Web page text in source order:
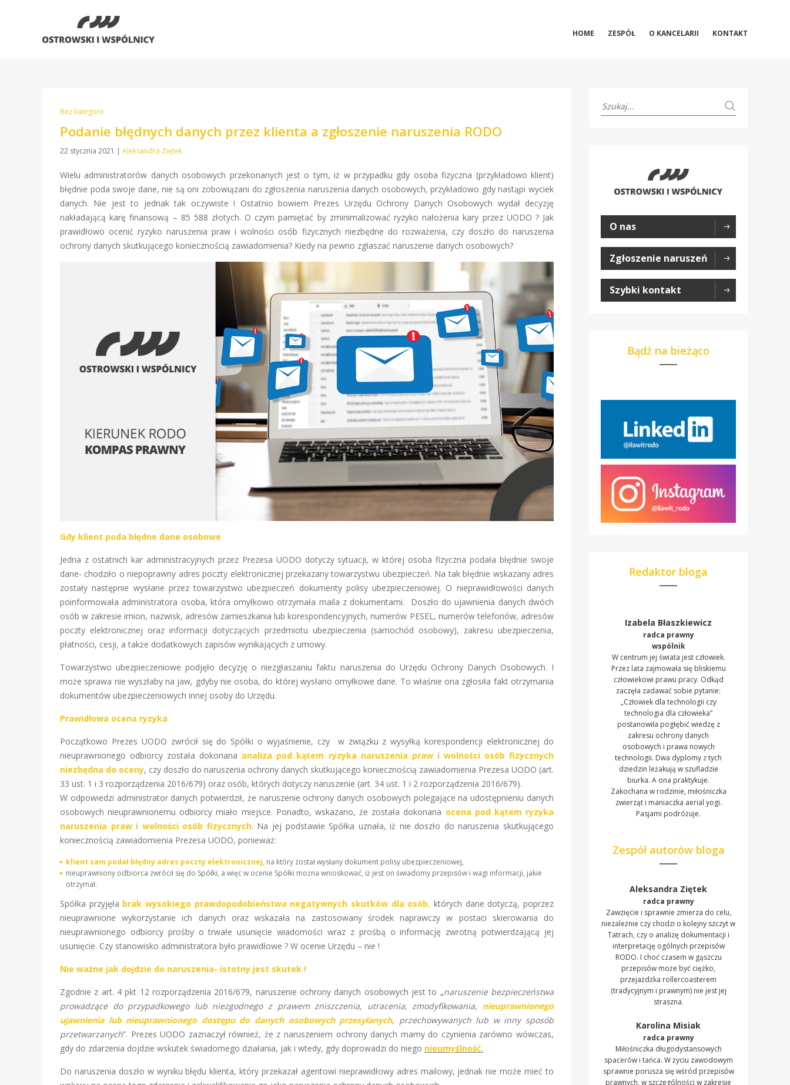
HOME ZESPÓŁ O KANCELARII KONTAKT
Bez kategorii
Podanie błędnych danych przez klienta a zgłoszenie naruszenia RODO
22 stycznia 2021 | Aleksandra Ziętek
Wielu administratorów danych osobowych przekonanych jest o tym, iż w przypadku gdy osoba fizyczna (przykładowo klient)
błędnie poda swoje dane, nie są oni zobowiązani do zgłoszenia naruszenia danych osobowych, przykładowo gdy nastąpi wyciek
danych. Nie jest to jednak tak oczywiste ! Ostatnio bowiem Prezes Urzędu Ochrony Danych Osobowych wydał decyzję
nakładającą karę finansową – 85 588 złotych. O czym pamiętać by zminimalizować ryzyko nałożenia kary przez UODO ? Jak
prawidłowo ocenić ryzyko naruszenia praw i wolności osób fizycznych niezbędne do rozważenia, czy doszło do naruszenia
ochrony danych skutkującego koniecznością zawiadomienia? Kiedy na pewno zgłaszać naruszenie danych osobowych?
Gdy klient poda błędne dane osobowe
Jedna z ostatnich kar administracyjnych przez Prezesa UODO dotyczy sytuacji, w której osoba fizyczna podała błędnie swoje
dane- chodziło o niepoprawny adres poczty elektronicznej przekazany towarzystwu ubezpieczeń. Na tak błędnie wskazany adres
zostały następnie wysłane przez towarzystwo ubezpieczeń dokumenty polisy ubezpieczeniowej. O nieprawidłowości danych
poinformowała administratora osoba, która omyłkowo otrzymała maila z dokumentami. Doszło do ujawnienia danych dwóch
osób w zakresie imion, nazwisk, adresów zamieszkania lub korespondencyjnych, numerów PESEL, numerów telefonów, adresów
poczty elektronicznej oraz informacji dotyczących przedmiotu ubezpieczenia (samochód osobowy), zakresu ubezpieczenia,
płatności, cesji, a także dodatkowych zapisów wynikających z umowy.
Towarzystwo ubezpieczeniowe podjęło decyzję o niezgłaszaniu faktu naruszenia do Urzędu Ochrony Danych Osobowych. I
może sprawa nie wyszłaby na jaw, gdyby nie osoba, do której wysłano omyłkowe dane. To właśnie ona zgłosiła fakt otrzymania
dokumentów ubezpieczeniowych innej osoby do Urzędu.
Prawidłowa ocena ryzyka
Początkowo Prezes UODO zwrócił się do Spółki o wyjaśnienie, czy w związku z wysyłką korespondencji elektronicznej do
nieuprawnionego odbiorcy została dokonana analiza pod kątem ryzyka naruszenia praw i wolności osób fizycznych
niezbędna do oceny, czy doszło do naruszenia ochrony danych skutkującego koniecznością zawiadomienia Prezesa UODO (art.
33 ust. 1 i 3 rozporządzenia 2016/679) oraz osób, których dotyczy naruszenie (art. 34 ust. 1 i 2 rozporządzenia 2016/679).
W odpowiedzi administrator danych potwierdził, że naruszenie ochrony danych osobowych polegające na udostępnieniu danych
osobowych nieuprawnionemu odbiorcy miało miejsce. Ponadto, wskazano, że została dokonana ocena pod kątem ryzyka
naruszenia praw i wolności osób fizycznych. Na jej podstawie Spółka uznała, iż nie doszło do naruszenia skutkującego
koniecznością zawiadomienia Prezesa UODO, ponieważ:
klient sam podał błędny adres poczty elektronicznej, na który został wysłany dokument polisy ubezpieczeniowej,
nieuprawniony odbiorca zwrócił się do Spółki, a więc w ocenie Spółki można wnioskować, iż jest on świadomy przepisów i wagi informacji, jakie
otrzymał.
Spółka przyjęła brak wysokiego prawdopodobieństwa negatywnych skutków dla osób, których dane dotyczą, poprzez
nieuprawnione wykorzystanie ich danych oraz wskazała na zastosowany środek naprawczy w postaci skierowania do
nieuprawnionego odbiorcy prośby o trwałe usunięcie wiadomości wraz z prośbą o informację zwrotną potwierdzającą jej
usunięcie. Czy stanowisko administratora było prawidłowe ? W ocenie Urzędu – nie !
Nie ważne jak dojdzie do naruszenia- istotny jest skutek !
Zgodnie z art. 4 pkt 12 rozporządzenia 2016/679, naruszenie ochrony danych osobowych jest to „naruszenie bezpieczeństwa
prowadzące do przypadkowego lub niezgodnego z prawem zniszczenia, utracenia, zmodyfikowania, nieuprawnionego
ujawnienia lub nieuprawnionego dostępu do danych osobowych przesyłanych, przechowywanych lub w inny sposób
przetwarzanych”. Prezes UODO zaznaczył również, że z naruszeniem ochrony danych mamy do czynienia zarówno wówczas,
gdy do zdarzenia dojdzie wskutek świadomego działania, jak i wtedy, gdy doprowadzi do niego nieumyślność.
Do naruszenia doszło w wyniku błędu klienta, który przekazał agentowi nieprawidłowy adres mailowy, jednak nie może mieć to
O nas
Zgłoszenie naruszeń
Szybki kontakt
Bądź na bieżąco
Redaktor bloga
Izabela Błaszkiewicz
radca prawny
wspólnik
W centrum jej świata jest człowiek.
Przez lata zajmowała się bliskiemu
człowiekowi prawu pracy. Odkąd
zaczęła zadawać sobie pytanie:
„Człowiek dla technologii czy
technologia dla człowieka”
postanowiła pogłębić wiedzę z
zakresu ochrony danych
osobowych i prawa nowych
technologii. Dwa dyplomy z tych
dziedzin leżakują w szufladzie
biurka. A ona praktykuje.
Zakochana w rodzinie, miłośniczka
zwierząt i maniaczka aerial yogi.
Pasjami podróżuje.
Zespół autorów bloga
Aleksandra Ziętek
radca prawny
Zawzięcie i sprawnie zmierza do celu,
niezależnie czy chodzi o kolejny szczyt w
Tatrach, czy o analizę dokumentacji i
interpretację ogólnych przepisów
RODO. I choć czasem w gąszczu
przepisów może być ciężko,
przejażdżka rollercoasterem
(tradycyjnym i prawnym) nie jest jej
straszna.
Karolina Misiak
radca prawny
Miłośniczka długodystansowych
spacerów i tańca. W życiu zawodowym
sprawnie porusza się wśród przepisów
prawnych, w szczególności w zakresie